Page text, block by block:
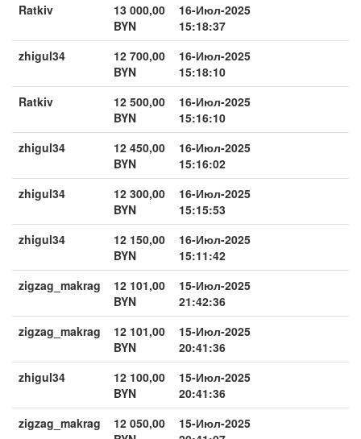
Ratkiv
13 000,00
BYN
16-Июл-2025
15:18:37
zhigul34
12 700,00
BYN
16-Июл-2025
15:18:10
Ratkiv
12 500,00
BYN
16-Июл-2025
15:16:10
zhigul34
12 450,00
BYN
16-Июл-2025
15:16:02
zhigul34
12 300,00
BYN
16-Июл-2025
15:15:53
zhigul34
12 150,00
BYN
16-Июл-2025
15:11:42
zigzag_makrag
12 101,00
BYN
15-Июл-2025
21:42:36
zigzag_makrag
12 101,00
BYN
15-Июл-2025
20:41:36
zhigul34
12 100,00
BYN
15-Июл-2025
20:41:36
zigzag_makrag
12 050,00
15-Июл-2025